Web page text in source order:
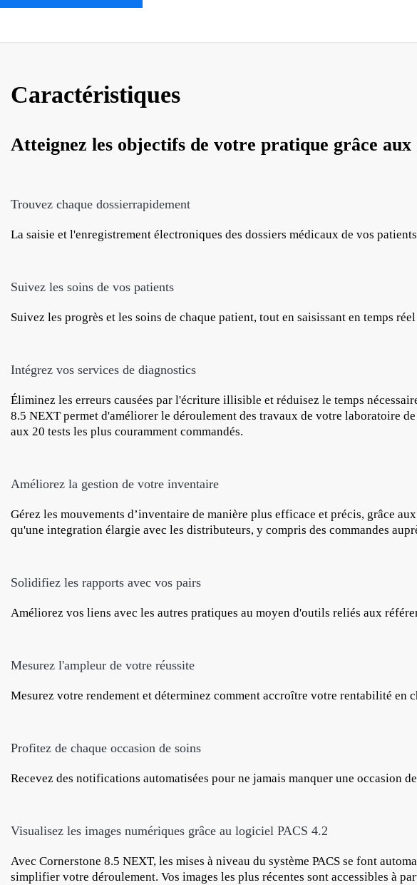
Caractéristiques
Atteignez les objectifs de votre pratique grâce aux
Trouvez chaque dossierrapidement
La saisie et l'enregistrement électroniques des dossiers médicaux de vos
Suivez les soins de vos patients
Suivez les progrès et les soins de chaque patient, tout en saisissant en temps
Intégrez vos services de diagnostics
Éliminez les erreurs causées par l'écriture illisible et réduisez le temps
8.5 NEXT permet d'améliorer le déroulement des travaux de votre laboratoire
aux 20 tests les plus couramment commandés.
Améliorez la gestion de votre inventaire
Gérez les mouvements d’inventaire de manière plus efficace et précis, grâce
qu'une integration élargie avec les distributeurs, y compris des commandes
Solidifiez les rapports avec vos pairs
Améliorez vos liens avec les autres pratiques au moyen d'outils reliés aux
Mesurez l'ampleur de votre réussite
Mesurez votre rendement et déterminez comment accroître votre rentabilité en
Profitez de chaque occasion de soins
Recevez des notifications automatisées pour ne jamais manquer une occasion
Visualisez les images numériques grâce au logiciel PACS 4.2
Avec Cornerstone 8.5 NEXT, les mises à niveau du système PACS se font
simplifier votre déroulement. Vos images les plus récentes sont accessibles à